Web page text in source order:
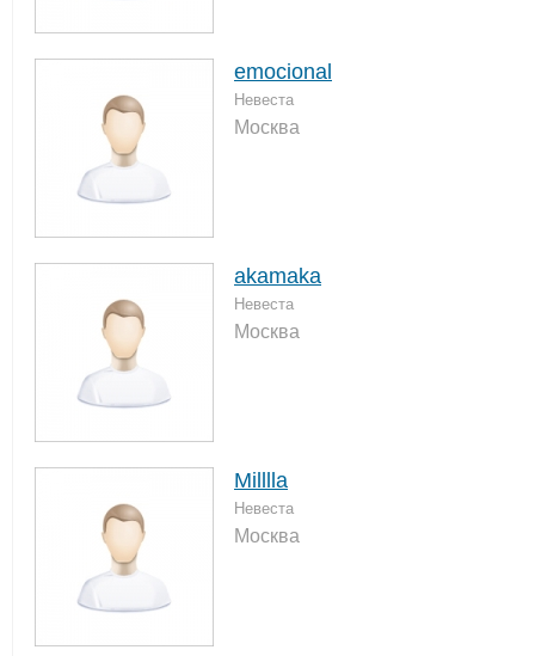
emocional
Невеста
Москва
akamaka
Невеста
Москва
Milllla
Невеста
Москва